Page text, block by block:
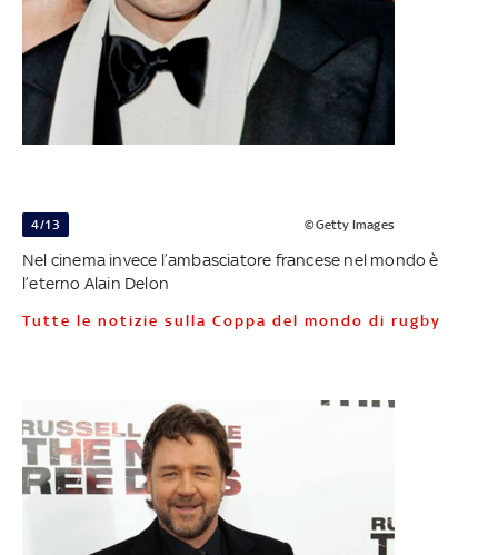
4/13 ©Getty Images
Nel cinema invece l’ambasciatore francese nel mondo è
l’eterno Alain Delon
Tutte le notizie sulla Coppa del mondo di rugby